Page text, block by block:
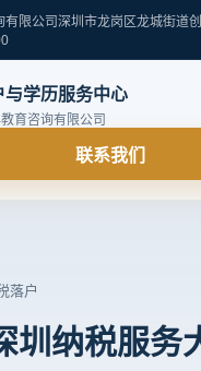
限公司 深圳市龙岗区龙城街道
与学历服务中心
育咨询有限公司
联系我们
落户
圳纳税服务